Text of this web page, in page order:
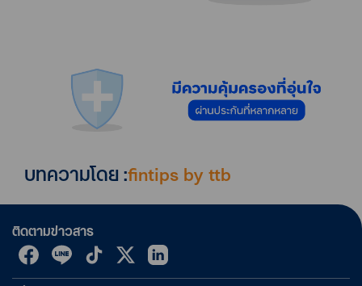
บทความโดย :fintips by ttb
ติดตามข่าวสาร